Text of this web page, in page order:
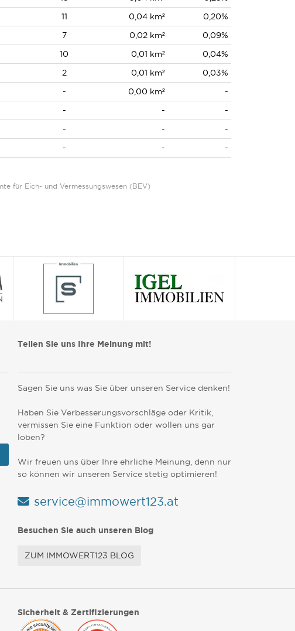
11 0,04 km²
0,20%
7 0,02 km²
0,09%
10 0,01 km²
0,04%
2 0,01 km²
0,03%
- 0,00 km²
-
- -
-
- -
-
- - -
für Eich- und Vermessungswesen (BEV)
Teilen Sie uns Ihre Meinung mit!
Sagen Sie uns was Sie über unseren Service denken!
Haben Sie Verbesserungsvorschläge oder Kritik,
vermissen Sie eine Funktion oder wollen uns gar
loben?
Wir freuen uns über Ihre ehrliche Meinung, denn nur
so können wir unseren Service stetig optimieren!
service@immowert123.at
Besuchen Sie auch unseren Blog
ZUM IMMOWERT123 BLOG
Sicherheit & Zertifizierungen